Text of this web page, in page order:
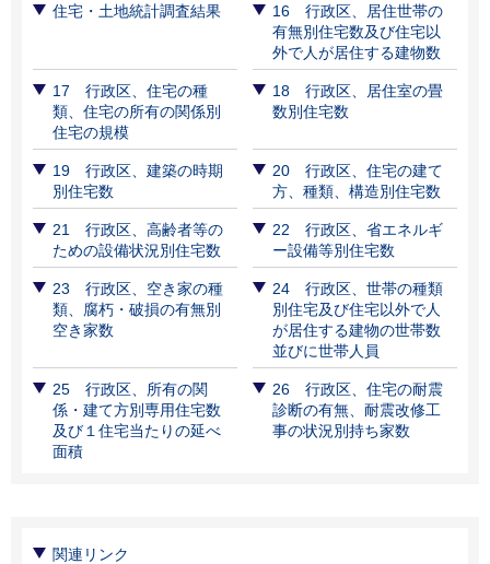
住宅・土地統計調査結果
16 行政区、居住世帯の
有無別住宅数及び住宅以
外で人が居住する建物数
17 行政区、住宅の種
類、住宅の所有の関係別
住宅の規模
18 行政区、居住室の畳
数別住宅数
19 行政区、建築の時期
別住宅数
20 行政区、住宅の建て
方、種類、構造別住宅数
21 ⾏政区、⾼齢者等の
ための設備状況別住宅数
22 行政区、省エネルギ
ー設備等別住宅数
23 行政区、空き家の種
類、腐朽・破損の有無別
空き家数
24 行政区、世帯の種類
別住宅及び住宅以外で人
が居住する建物の世帯数
並びに世帯人員
25 行政区、所有の関
係・建て方別専用住宅数
及び１住宅当たりの延べ
面積
26 行政区、住宅の耐震
診断の有無、耐震改修工
事の状況別持ち家数
関連リンク